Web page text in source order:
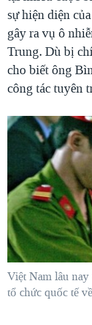
sự hiện diện
gây ra vụ ô
Trung. Dù bị
cho biết ông
công tác tuyên
Việt Nam lâu nay
tổ chức quốc tế